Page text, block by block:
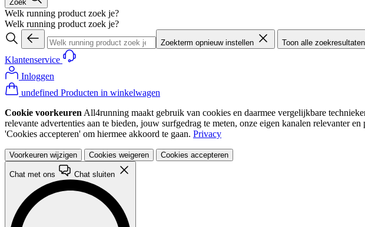
Zoek
Welk running product zoek je?
Welk running product zoek je?
Zoekterm opnieuw instellen Toon alle zoekresultaten
Klantenservice
Inloggen
undefined Producten in winkelwagen
Cookie voorkeuren All4running maakt gebruik van cookies en daarmee vergelijkbare
relevante advertenties aan te bieden, jouw surfgedrag te meten, onze eigen kanalen relevanter
'Cookies accepteren' om hiermee akkoord te gaan. Privacy
Voorkeuren wijzigen Cookies weigeren Cookies accepteren
Chat met ons Chat sluiten